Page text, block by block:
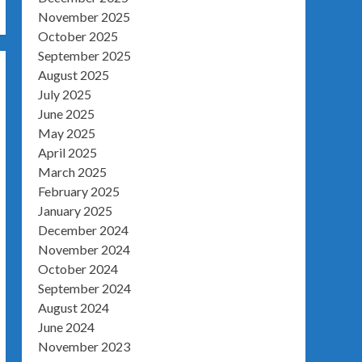
November 2025
October 2025
September 2025
August 2025
July 2025
June 2025
May 2025
April 2025
March 2025
February 2025
January 2025
December 2024
November 2024
October 2024
September 2024
August 2024
June 2024
November 2023